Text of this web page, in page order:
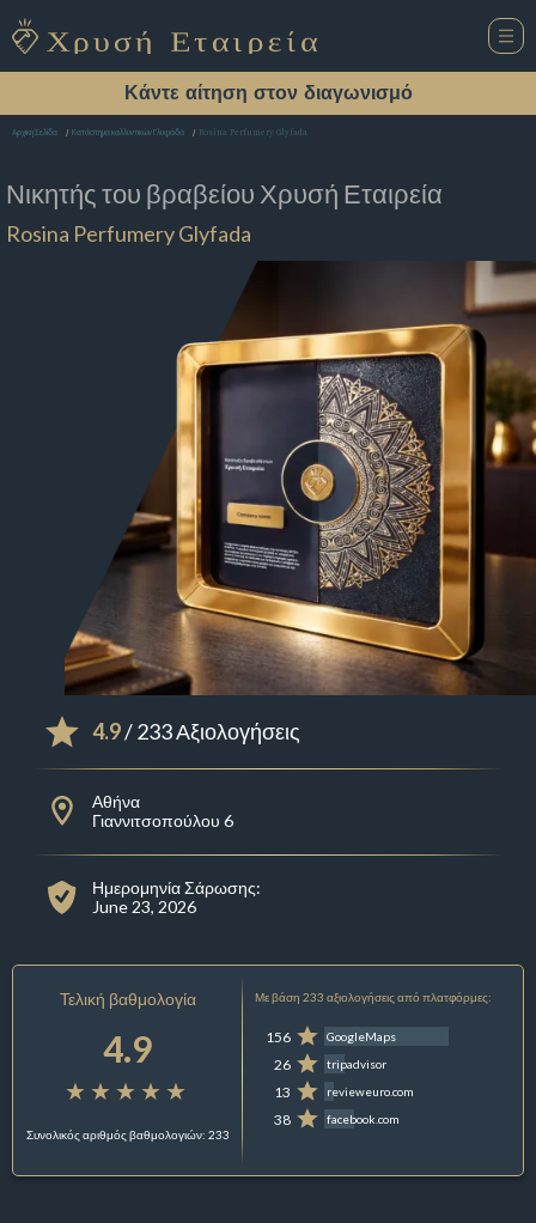
Κάντε αίτηση στον διαγωνισμό
Αρχική Σελίδα Κατάστημα καλλυντικών Γλυφάδα Rosina Perfumery Glyfada
Νικητής του βραβείου Χρυσή Εταιρεία
Rosina Perfumery Glyfada
4.9/ 233 Αξιολογήσεις
Αθήνα
Γιαννιτσοπούλου 6
Ημερομηνία Σάρωσης:
June 23, 2026
Τελική βαθμολογία
4.9
Συνολικός αριθμός βαθμολογιών: 233
Με βάση 233 αξιολογήσεις από πλατφόρμες:
156 GoogleMaps
26 tripadvisor
13 revieweuro.com
38 facebook.com